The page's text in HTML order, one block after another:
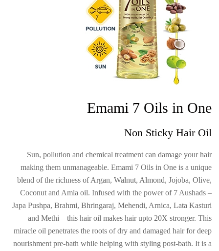
Emami 7 Oils in One
Non Sticky Hair Oil
Sun, pollution and chemical treatment can damage your hair
making them unmanageable. Emami 7 Oils in One is a unique
blend of the richness of Argan, Walnut, Almond, Jojoba, Olive,
Coconut and Amla oil. Infused with the power of 7 Aushads –
Japa Pushpa, Brahmi, Bhringaraj, Mehendi, Arnica, Lata Kasturi
and Methi – this hair oil makes hair upto 20X stronger. This
miracle oil penetrates the roots of dry and damaged hair for deep
nourishment pre-bath while helping with styling post-bath. It is a